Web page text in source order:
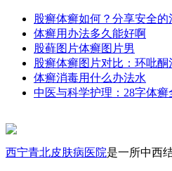
股癣体癣如何？分享安全的
体癣用办法多久能好啊
股藓图片体癣图片男
股癣体癣图片对比：环吡
体癣消毒用什么办法水
中医与科学护理：28字体癣
西宁青北皮肤病医院是一所中西